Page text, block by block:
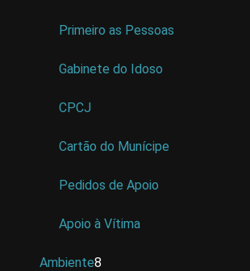
Primeiro as Pessoas
Gabinete do Idoso
CPCJ
Cartão do Munícipe
Pedidos de Apoio
Apoio à Vítima
Ambiente8